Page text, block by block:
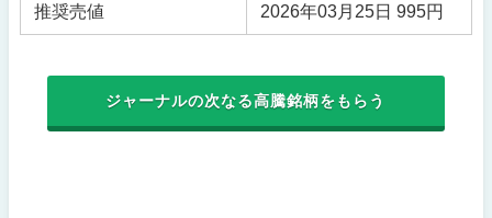
推奨売値 2026年03月25日 995円
ジャーナルの次なる高騰銘柄をもらう